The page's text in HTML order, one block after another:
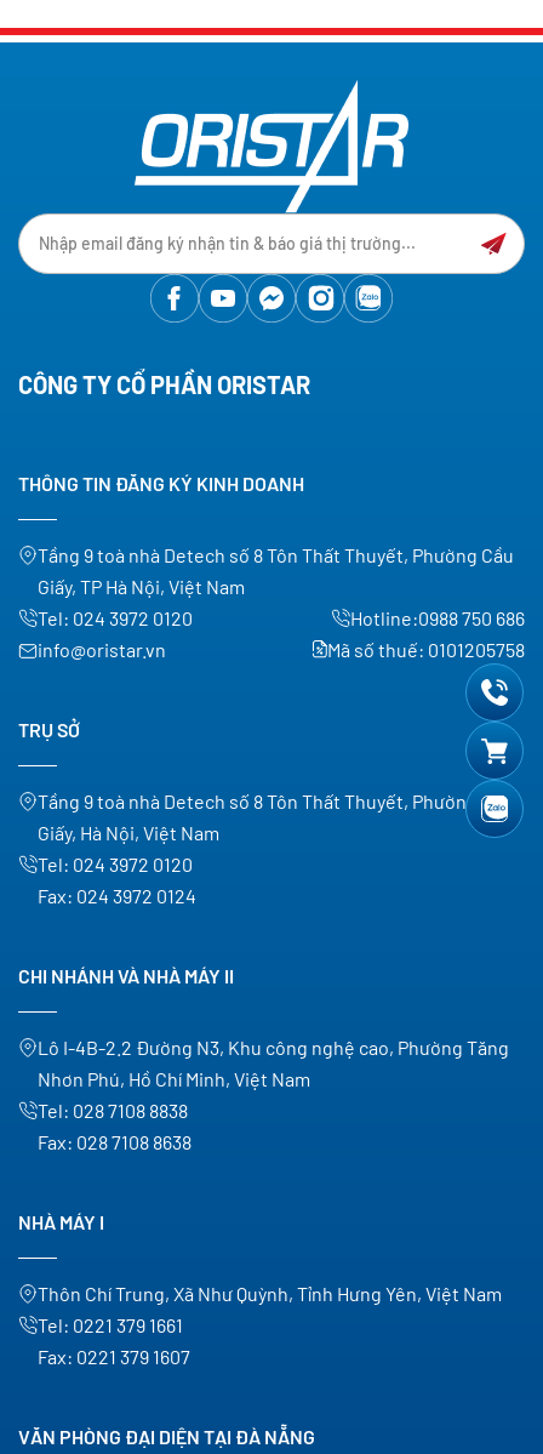
CÔNG TY CỔ PHẦN ORISTAR
THÔNG TIN ĐĂNG KÝ KINH DOANH
Tầng 9 toà nhà Detech số 8 Tôn Thất Thuyết, Phường Cầu
Giấy, TP Hà Nội, Việt Nam
Tel: 024 3972 0120 Hotline:0988 750 686
info@oristar.vn
Mã số thuế: 0101205758
TRỤ SỞ
Tầng 9 toà nhà Detech số 8 Tôn Thất Thuyết, Phường Cầu
Giấy, Hà Nội, Việt Nam
Tel: 024 3972 0120
Fax: 024 3972 0124
CHI NHÁNH VÀ NHÀ MÁY II
Lô I-4B-2.2 Đường N3, Khu công nghệ cao, Phường Tăng
Nhơn Phú, Hồ Chí Minh, Việt Nam
Tel: 028 7108 8838
Fax: 028 7108 8638
NHÀ MÁY I
Thôn Chí Trung, Xã Như Quỳnh, Tỉnh Hưng Yên, Việt Nam
Tel: 0221 379 1661
Fax: 0221 379 1607
VĂN PHÒNG ĐẠI DIỆN TẠI ĐÀ NẴNG